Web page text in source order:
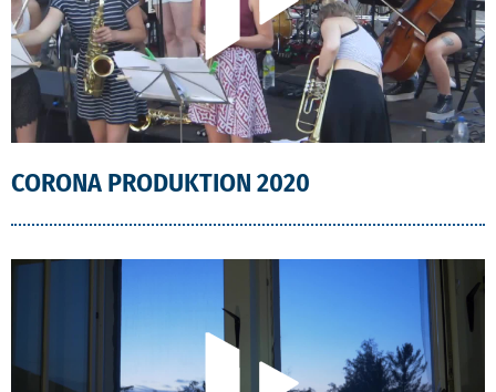
CORONA PRODUKTION 2020